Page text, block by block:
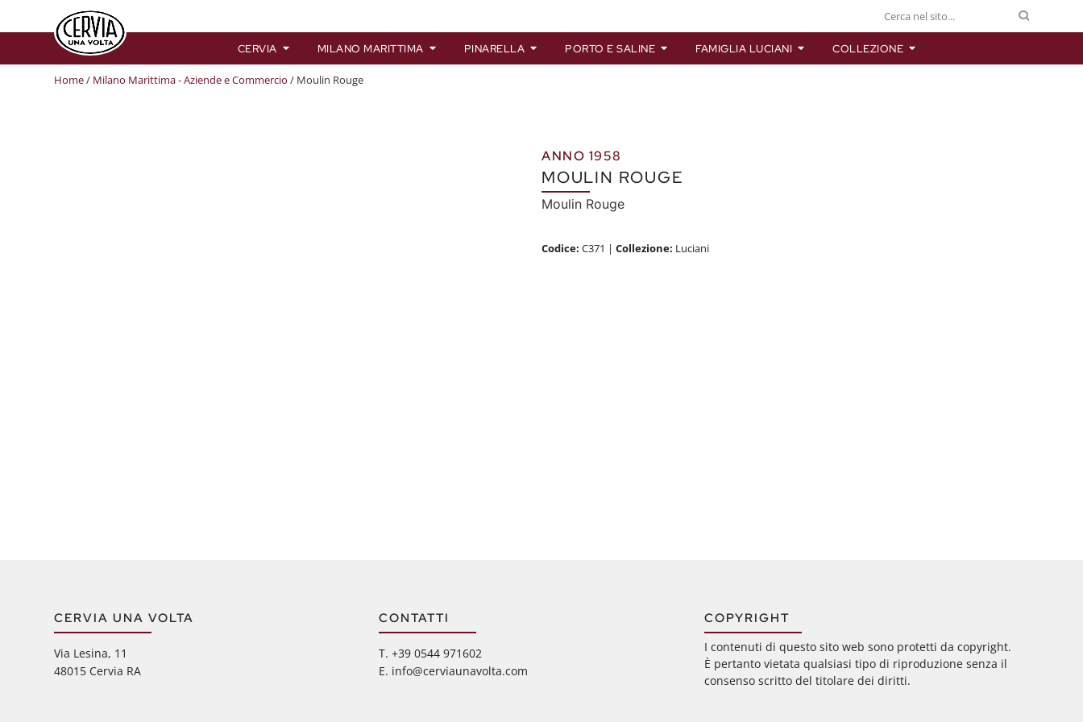
CERVIA MILANO MARITTIMA PINARELLA PORTO E SALINE FAMIGLIA LUCIANI COLLEZIONE
Home/ Milano Marittima - Aziende e Commercio / Moulin Rouge
ANNO 1958
MOULIN ROUGE
Moulin Rouge
Codice: C371 | Collezione: Luciani
CERVIA UNA VOLTA
Via Lesina, 11
48015 Cervia RA
CONTATTI
‭T. +39 0544 971602
E. info@cerviaunavolta.com
COPYRIGHT
I contenuti di questo sito web sono protetti da copyright.
È pertanto vietata qualsiasi tipo di riproduzione senza il
consenso scritto del titolare dei diritti.